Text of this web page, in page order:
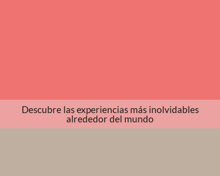
Descubre las experiencias más inolvidables
alrededor del mundo